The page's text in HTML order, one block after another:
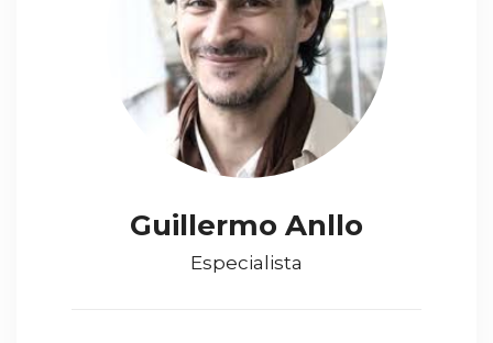
Guillermo Anllo
Especialista